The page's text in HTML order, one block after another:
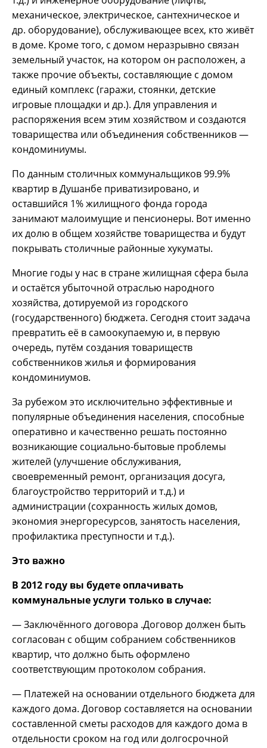
механическое, электрическое, сантехническое и
др. оборудование), обслуживающее всех, кто живёт
в доме. Кроме того, с домом неразрывно связан
земельный участок, на котором он расположен, а
также прочие объекты, составляющие с домом
единый комплекс (гаражи, стоянки, детские
игровые площадки и др.). Для управления и
распоряжения всем этим хозяйством и создаются
товарищества или объединения собственников —
кондоминиумы.
По данным столичных коммунальщиков 99.9%
квартир в Душанбе приватизировано, и
оставшийся 1% жилищного фонда города
занимают малоимущие и пенсионеры. Вот именно
их долю в общем хозяйстве товарищества и будут
покрывать столичные районные хукуматы.
Многие годы у нас в стране жилищная сфера была
и остаётся убыточной отраслью народного
хозяйства, дотируемой из городского
(государственного) бюджета. Сегодня стоит задача
превратить её в самоокупаемую и, в первую
очередь, путём создания товариществ
собственников жилья и формирования
кондоминиумов.
За рубежом это исключительно эффективные и
популярные объединения населения, способные
оперативно и качественно решать постоянно
возникающие социально-бытовые проблемы
жителей (улучшение обслуживания,
своевременный ремонт, организация досуга,
благоустройство территорий и т.д.) и
администрации (сохранность жилых домов,
экономия энергоресурсов, занятость населения,
профилактика преступности и т.д.).
Это важно
В 2012 году вы будете оплачивать
коммунальные услуги только в случае:
— Заключённого договора .Договор должен быть
согласован с общим собранием собственников
квартир, что должно быть оформлено
соответствующим протоколом собрания.
— Платежей на основании отдельного бюджета для
каждого дома. Договор составляется на основании
составленной сметы расходов для каждого дома в
отдельности сроком на год или долгосрочной